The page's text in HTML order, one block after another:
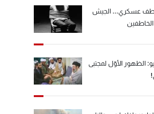
عسكري... الجيش
الخاطفين
الظهور الأوّل لمجتبى